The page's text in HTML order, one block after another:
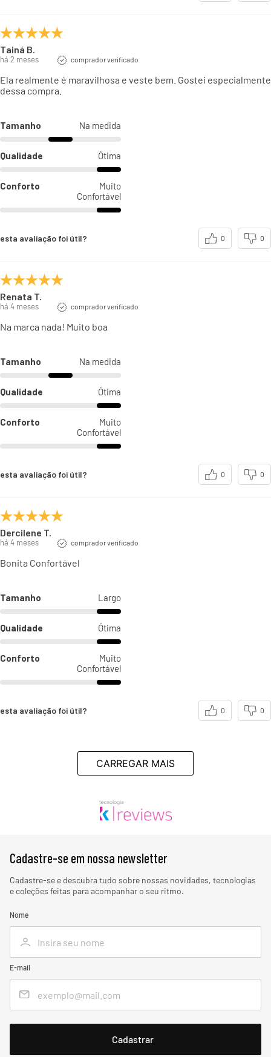
Tainá B.
há 2 meses comprador verificado
Ela realmente é maravilhosa e veste bem. Gostei especialmente
dessa compra.
Tamanho Na medida
Qualidade Ótima
Conforto
Muito
Confortável
esta avaliação foi útil? 0 0
Renata T.
há 4 meses comprador verificado
Na marca nada! Muito boa
Tamanho Na medida
Qualidade Ótima
Conforto
Muito
Confortável
esta avaliação foi útil? 0 0
Dercilene T.
há 4 meses comprador verificado
Bonita Confortável
Tamanho Largo
Qualidade Ótima
Conforto
Muito
Confortável
esta avaliação foi útil? 0 0
CARREGAR MAIS
Cadastre-se em nossa newsletter
Cadastre-se e descubra tudo sobre nossas novidades, tecnologias
e coleções feitas para acompanhar o seu ritmo.
Nome
E-mail